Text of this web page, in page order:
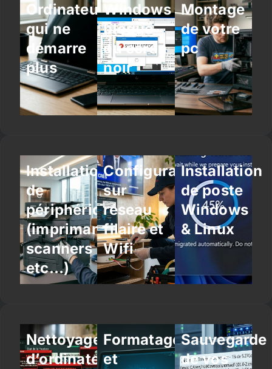
Ordinateur
qui ne
démarre
plus
Windows
bloqué
ou écran
noir
Montage
de votre
pc
Installation
de
périphériques
(imprimantes,
scanners
etc…)
Configuration
sur
réseau
filaire et
Wifi
Installation
de poste
Windows
& Linux
Nettoyage
d’ordinateur
Formatage
et
Sauvegarde
de vos